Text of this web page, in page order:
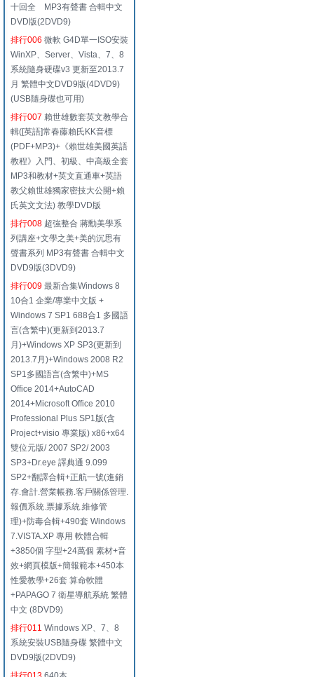
十回全 MP3有聲書 合輯中文
DVD版(2DVD9)
排行006 微軟 G4D單一ISO安裝
WinXP、Server、Vista、7、8
系統隨身硬碟v3 更新至2013.7
月 繁體中文DVD9版(4DVD9)
(USB隨身碟也可用)
排行007 賴世雄數套英文教學合
輯([英語]常春藤賴氏KK音標
(PDF+MP3)+《賴世雄美國英語
教程》入門、初級、中高級全套
MP3和教材+英文直通車+英語
教父賴世雄獨家密技大公開+賴
氏英文文法) 教學DVD版
排行008 超強整合 蔣勳美學系
列講座+文學之美+美的沉思有
聲書系列 MP3有聲書 合輯中文
DVD9版(3DVD9)
排行009 最新合集Windows 8
10合1 企業/專業中文版 +
Windows 7 SP1 688合1 多國語
言(含繁中)(更新到2013.7
月)+Windows XP SP3(更新到
2013.7月)+Windows 2008 R2
SP1多國語言(含繁中)+MS
Office 2014+AutoCAD
2014+Microsoft Office 2010
Professional Plus SP1版(含
Project+visio 專業版) x86+x64
雙位元版/ 2007 SP2/ 2003
SP3+Dr.eye 譯典通 9.099
SP2+翻譯合輯+正航一號(進銷
存.會計.營業帳務.客戶關係管理.
報價系統.票據系統.維修管
理)+防毒合輯+490套 Windows
7.VISTA.XP 專用 軟體合輯
+3850個 字型+24萬個 素材+音
效+網頁模版+簡報範本+450本
性愛教學+26套 算命軟體
+PAPAGO 7 衛星導航系統 繁體
中文 (8DVD9)
排行011 Windows XP、7、8
系統安裝USB隨身碟 繁體中文
DVD9版(2DVD9)